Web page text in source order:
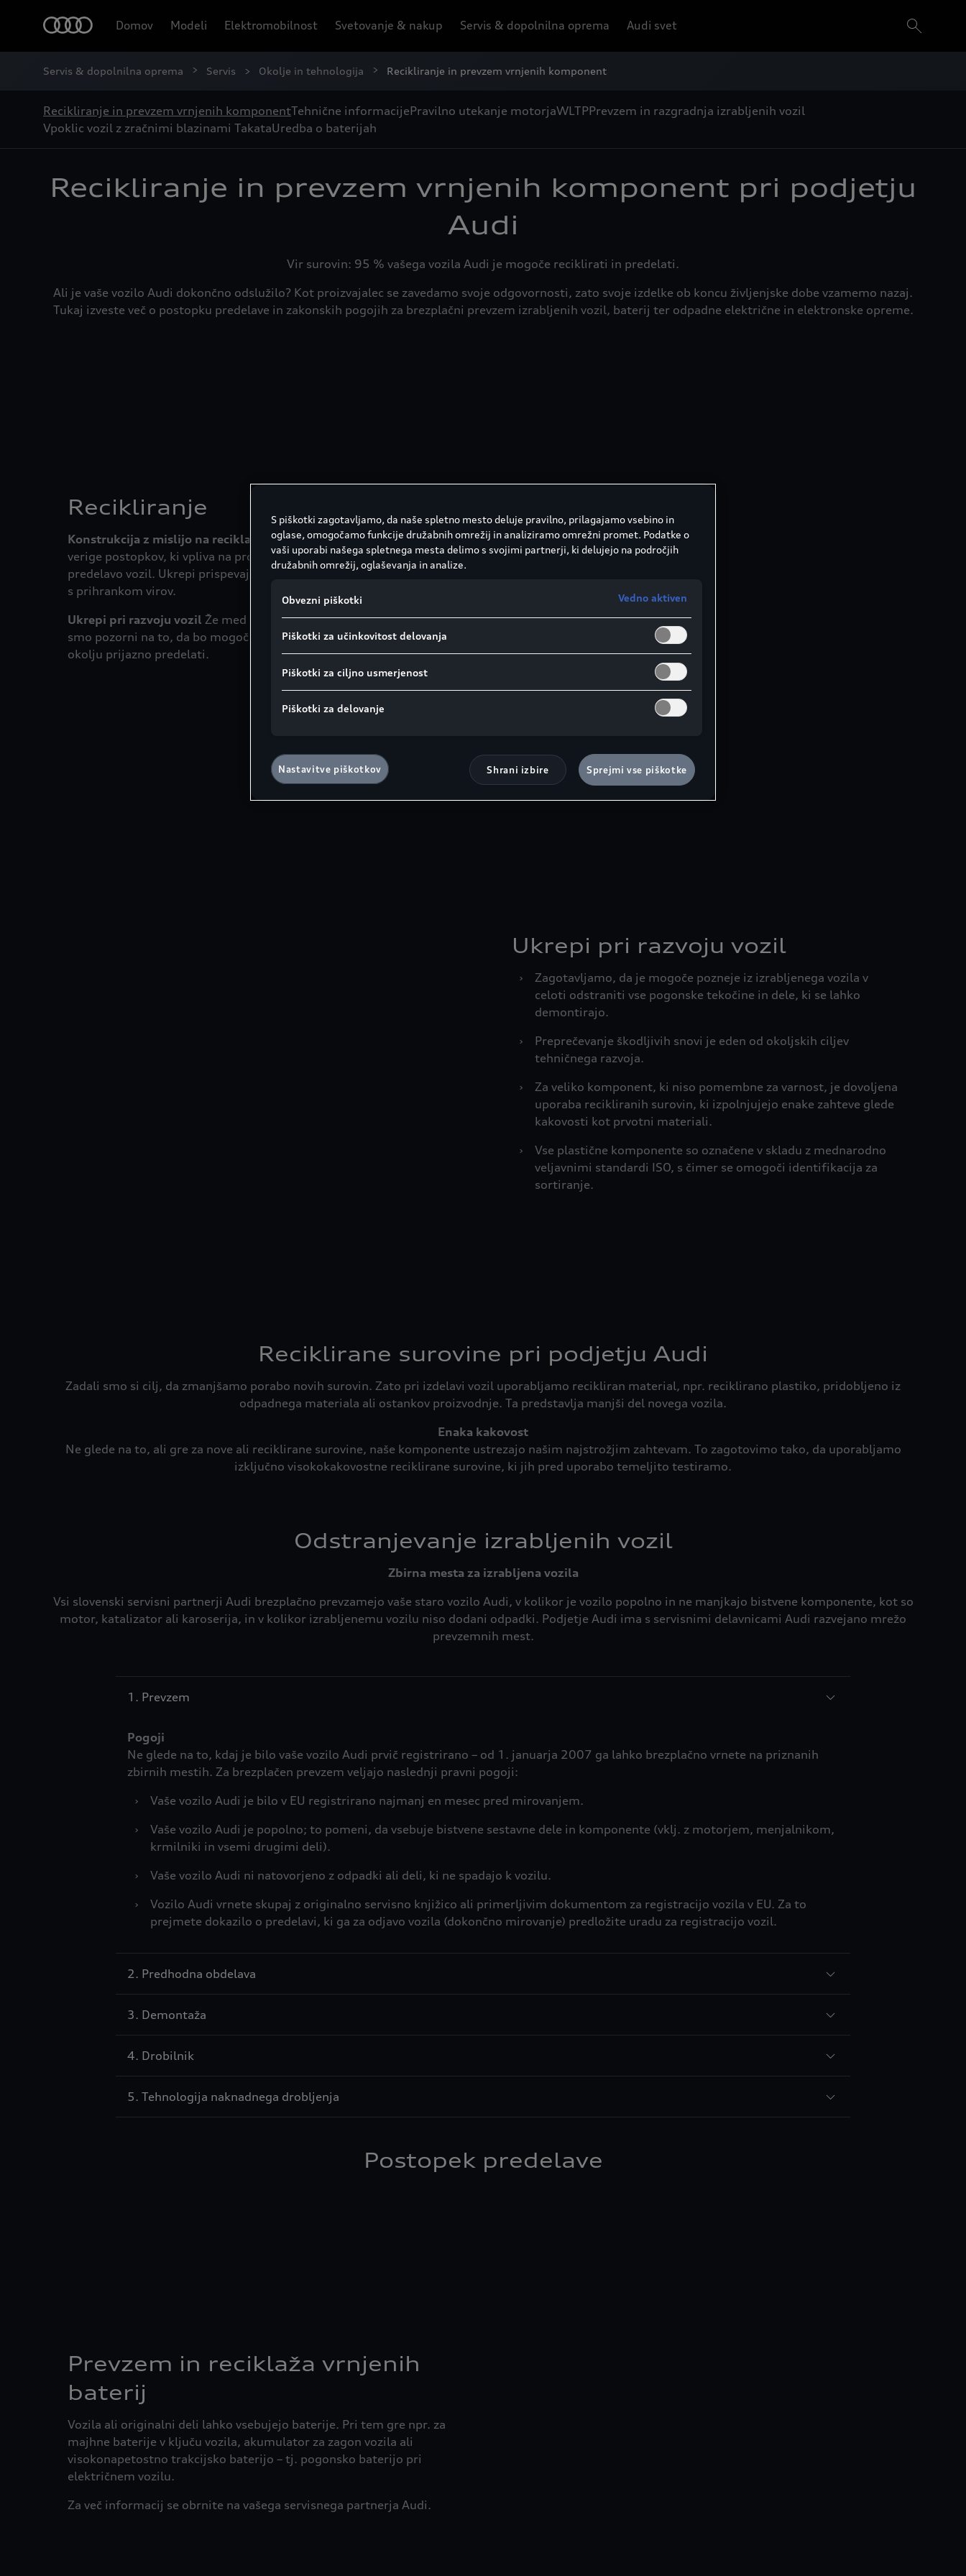
Domov Modeli Elektromobilnost Svetovanje & nakup Servis & dopolnilna oprema Audi svet
Servis & dopolnilna oprema Servis Okolje in tehnologija Recikliranje in prevzem vrnjenih komponent
Recikliranje in prevzem vrnjenih komponentTehnične informacijePravilno utekanje motorjaWLTPPrevzem in razgradnja izrabljenih vozil
Vpoklic vozil z zračnimi blazinami TakataUredba o baterijah
Recikliranje in prevzem vrnjenih komponent pri podjetju
Audi
Vir surovin: 95 % vašega vozila Audi je mogoče reciklirati in predelati.
Ali je vaše vozilo Audi dokončno odslužilo? Kot proizvajalec se zavedamo svoje odgovornosti, zato svoje izdelke ob koncu življenjske dobe vzamemo nazaj.
Tukaj izveste več o postopku predelave in zakonskih pogojih za brezplačni prevzem izrabljenih vozil, baterij ter odpadne električne in elektronske opreme.
Recikliranje
Konstrukcija z mislijo na reciklažo
Trajnost je sestavni del celotne
verige postopkov, ki vpliva na produktno načrtovanje, proizvodnjo in
predelavo vozil. Ukrepi prispevajo k razbremenitvi okolja, na primer
s prihrankom virov.
Ukrepi pri razvoju vozil Že med razvojem vašega novega vozila Audi
smo pozorni na to, da bo mogoče vozilo po koncu njegove uporabe
okolju prijazno predelati.
Ukrepi pri razvoju vozil
›
Zagotavljamo, da je mogoče pozneje iz izrabljenega vozila v
celoti odstraniti vse pogonske tekočine in dele, ki se lahko
demontirajo.
›
Preprečevanje škodljivih snovi je eden od okoljskih ciljev
tehničnega razvoja.
›
Za veliko komponent, ki niso pomembne za varnost, je dovoljena
uporaba recikliranih surovin, ki izpolnjujejo enake zahteve glede
kakovosti kot prvotni materiali.
›
Vse plastične komponente so označene v skladu z mednarodno
veljavnimi standardi ISO, s čimer se omogoči identifikacija za
sortiranje.
Reciklirane surovine pri podjetju Audi
Zadali smo si cilj, da zmanjšamo porabo novih surovin. Zato pri izdelavi vozil uporabljamo recikliran material, npr. reciklirano plastiko, pridobljeno iz
odpadnega materiala ali ostankov proizvodnje. Ta predstavlja manjši del novega vozila.
Ne glede na to, ali gre za nove ali reciklirane surovine, naše komponente ustrezajo našim najstrožjim zahtevam. To zagotovimo tako, da uporabljamo
izključno visokokakovostne reciklirane surovine, ki jih pred uporabo temeljito testiramo.
Odstranjevanje izrabljenih vozil
Zbirna mesta za izrabljena vozila
Vsi slovenski servisni partnerji Audi brezplačno prevzamejo vaše staro vozilo Audi, v kolikor je vozilo popolno in ne manjkajo bistvene komponente, kot so
motor, katalizator ali karoserija, in v kolikor izrabljenemu vozilu niso dodani odpadki. Podjetje Audi ima s servisnimi delavnicami Audi razvejano mrežo
prevzemnih mest.
1. Prevzem
Ne glede na to, kdaj je bilo vaše vozilo Audi prvič registrirano – od 1. januarja 2007 ga lahko brezplačno vrnete na priznanih
zbirnih mestih. Za brezplačen prevzem veljajo naslednji pravni pogoji:
›
Vaše vozilo Audi je bilo v EU registrirano najmanj en mesec pred mirovanjem.
›
Vaše vozilo Audi je popolno; to pomeni, da vsebuje bistvene sestavne dele in komponente (vklj. z motorjem, menjalnikom,
krmilniki in vsemi drugimi deli).
›
Vaše vozilo Audi ni natovorjeno z odpadki ali deli, ki ne spadajo k vozilu.
›
Vozilo Audi vrnete skupaj z originalno servisno knjižico ali primerljivim dokumentom za registracijo vozila v EU. Za to
prejmete dokazilo o predelavi, ki ga za odjavo vozila (dokončno mirovanje) predložite uradu za registracijo vozil.
2. Predhodna obdelava
3. Demontaža
4. Drobilnik
5. Tehnologija naknadnega drobljenja
Postopek predelave
Prevzem in reciklaža vrnjenih
baterij
Vozila ali originalni deli lahko vsebujejo baterije. Pri tem gre npr. za
majhne baterije v ključu vozila, akumulator za zagon vozila ali
visokonapetostno trakcijsko baterijo – tj. pogonsko baterijo pri
električnem vozilu.
Za več informacij se obrnite na vašega servisnega partnerja Audi.
S piškotki zagotavljamo, da naše spletno mesto deluje pravilno, prilagajamo vsebino in
oglase, omogočamo funkcije družabnih omrežij in analiziramo omrežni promet. Podatke o
vaši uporabi našega spletnega mesta delimo s svojimi partnerji, ki delujejo na področjih
družabnih omrežij, oglaševanja in analize.
Obvezni piškotki Vedno aktiven
Piškotki za učinkovitost delovanja
Piškotki za ciljno usmerjenost
Piškotki za delovanje
Nastavitve piškotkov Shrani izbire Sprejmi vse piškotke